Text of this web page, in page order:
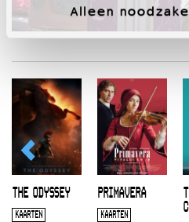
Alleen
THE ODYSSEY
KAARTEN
PRIMAVERA
KAARTEN